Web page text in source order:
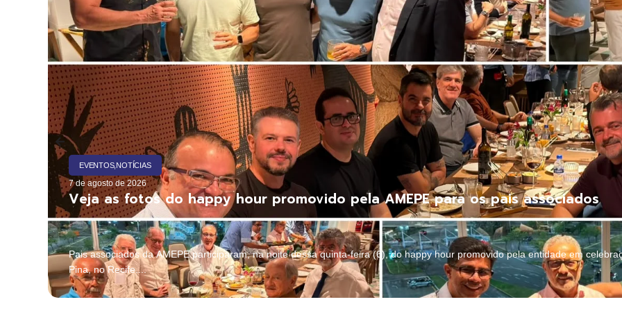
EVENTOS, NOTÍCIAS
7 de agosto de 2026
Veja as fotos do happy hour promovido pela AMEPE para os pais associados
Pais associados da AMEPE participaram, na noite dessa quinta-feira (6), do happy hour promovido pela entidade em
Pina, no Recife....